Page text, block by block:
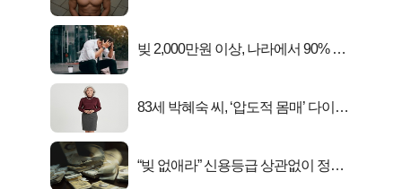
빚 2,000만원 이상, 나라에서 90% 갚
83세 박혜숙 씨, ‘압도적 몸매’ 다이어
“빚 없애라” 신용등급 상관없이 정부